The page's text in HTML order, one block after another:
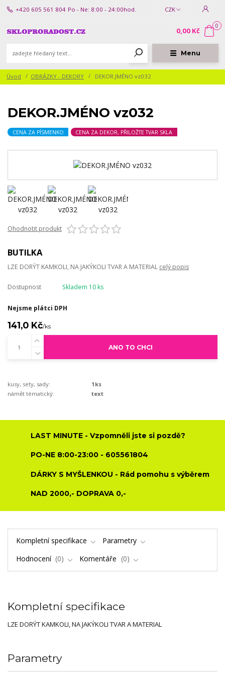
Menu
CZK
+420 605 561 804 Po - Ne: 8:00 - 24:00hod.
0
0,00 Kč
Úvod OBRÁZKY - DEKORY DEKOR.JMÉNO vz032
DEKOR.JMÉNO vz032
CENA ZA PÍSMENKO CENA ZA DEKOR, PŘILOŽTE TVAR SKLA
Ohodnotit produkt
BUTILKA
LZE DORÝT KAMKOLI, NA JAKÝKOLI TVAR A MATERIAL celý popis
Dostupnost Skladem 10 ks
Nejsme plátci DPH
141,0 Kč/ks
ANO TO CHCI
kusy, sety, sady:
1ks
námět tématický:
text
LAST MINUTE - Vzpomněli jste si pozdě?
PO-NE 8:00-23:00 - 605561804
DÁRKY S MYŠLENKOU - Rád pomohu s výběrem
NAD 2000,- DOPRAVA 0,-
Kompletní specifikace
Parametry
Hodnocení
0 Komentáře 0
Kompletní specifikace
LZE DORÝT KAMKOLI, NA JAKÝKOLI TVAR A MATERIAL
Parametry